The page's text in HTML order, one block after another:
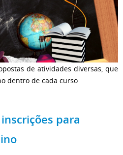
de atividades diversas, que
dentro de cada curso
para